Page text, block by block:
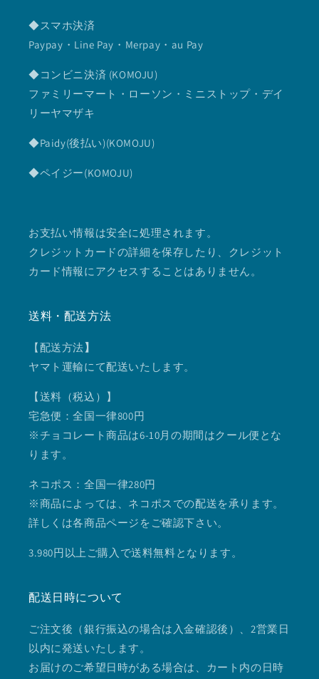
◆スマホ決済
Paypay・Line Pay・Merpay・au Pay
◆コンビニ決済 (KOMOJU)
ファミリーマート・ローソン・ミニストップ・デイ
リーヤマザキ
◆Paidy(後払い)(KOMOJU)
◆ペイジー(KOMOJU)
お支払い情報は安全に処理されます。
クレジットカードの詳細を保存したり、クレジット
カード情報にアクセスすることはありません。
送料・配送方法
【配送方法】
ヤマト運輸にて配送いたします。
【送料（税込）】
宅急便：全国一律800円
※チョコレート商品は6-10月の期間はクール便とな
ります。
ネコポス：全国一律280円
※商品によっては、ネコポスでの配送を承ります。
詳しくは各商品ページをご確認下さい。
3.980円以上ご購入で送料無料となります。
配送日時について
ご注文後（銀行振込の場合は入金確認後）、2営業日
以内に発送いたします。
お届けのご希望日時がある場合は、カート内の日時